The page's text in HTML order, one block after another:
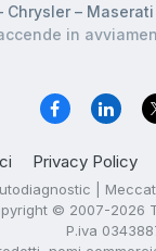
Chrysler – Maserati
in
Privacy Policy
|
© 2007-2026
P.iva